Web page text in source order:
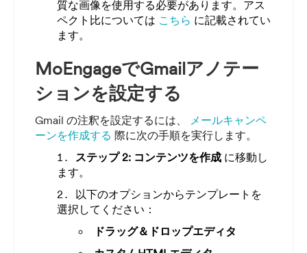
質な画像を使用する必要があります。アス
ペクト比については こちら に記載されてい
ます。
MoEngageでGmailアノテー
ションを設定する
Gmail の注釈を設定するには、 メールキャンペ
ーンを作成する 際に次の手順を実行します。
ステップ 2: コンテンツを作成 に移動し
ます。
以下のオプションからテンプレートを
選択してください：
ドラッグ＆ドロップエディタ